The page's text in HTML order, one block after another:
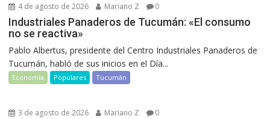
4 de agosto de 2026 Mariano Z 0
Industriales Panaderos de Tucumán: «El consumo
no se reactiva»
Pablo Albertus, presidente del Centro Industriales Panaderos de
Tucumán, habló de sus inicios en el Día...
Economía Populares Tucumán
3 de agosto de 2026 Mariano Z 0